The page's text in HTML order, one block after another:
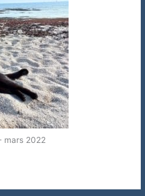
mars 2022